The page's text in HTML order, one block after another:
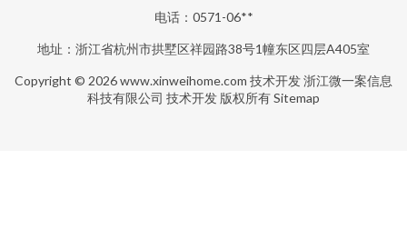
电话：0571-06**
地址：浙江省杭州市拱墅区祥园路38号1幢东区四层A405室
Copyright © 2026www.xinweihome.com 技术开发浙江微一案信息
科技有限公司 技术开发 版权所有Sitemap